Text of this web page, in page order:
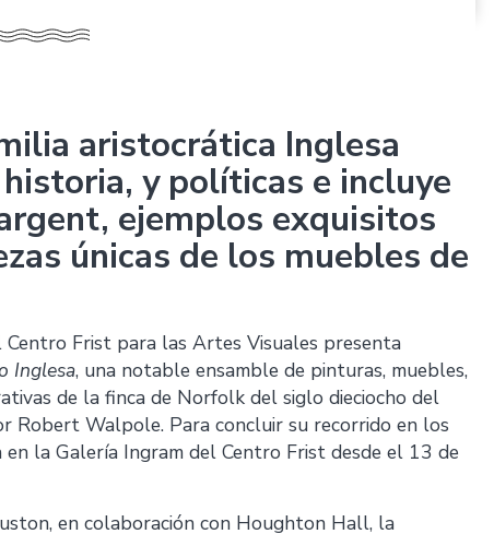
aristocrática Inglesa
y políticas e incluye
ejemplos exquisitos
únicas de los muebles de
Frist para las Artes Visuales presenta
Inglesa, una notable ensamble de pinturas, muebles,
de la finca de Norfolk del siglo dieciocho del
Robert Walpole. Para concluir su recorrido en los
la Galería Ingram del Centro Frist desde el 13 de
en colaboración con Houghton Hall, la